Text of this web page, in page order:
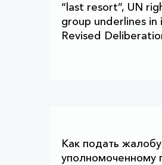
“last resort”, UN
group underlines in
Revised
Как подать жалобу
уполномоченному